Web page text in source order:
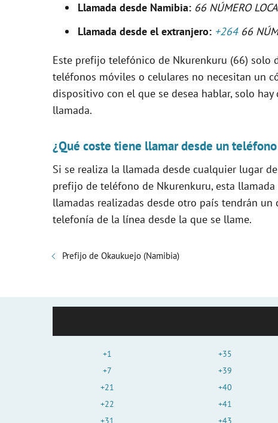
Llamada desde Namibia: 66 NÚMERO
Llamada desde el extranjero: +26466
Este prefijo telefónico de Nkurenkuru (66)
teléfonos móviles o celulares no necesitan un
dispositivo con el que se desea hablar, solo
llamada.
¿Qué coste tiene llamar desde un
Si se realiza la llamada desde cualquier lugar de
prefijo de teléfono de Nkurenkuru, esta
llamadas realizadas desde otro país tendrán
telefonía de la línea desde la que se llame.
Prefijo de Okaukuejo (Namibia)
+1
+7
+21
+22
+31
+35
+39
+40
+41
+43